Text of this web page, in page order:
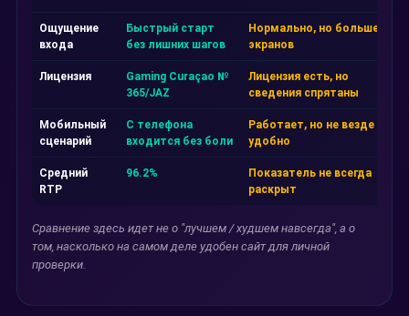
Ощущение
входа
Быстрый старт
без лишних шагов
Нормально, но больше
экранов
Лицензия
Gaming Curaçao №
365/JAZ
Лицензия есть, но
сведения спрятаны
Мобильный
сценарий
С телефона
входится без боли
Работает, но не везде
удобно
Средний
RTP
96.2%
Показатель не всегда
раскрыт
Сравнение здесь идет не о "лучшем / худшем навсегда", а о
том, насколько на самом деле удобен сайт для личной
проверки.